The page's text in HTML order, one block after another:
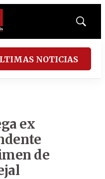
Mostrar
NOTICIAS
ex
de